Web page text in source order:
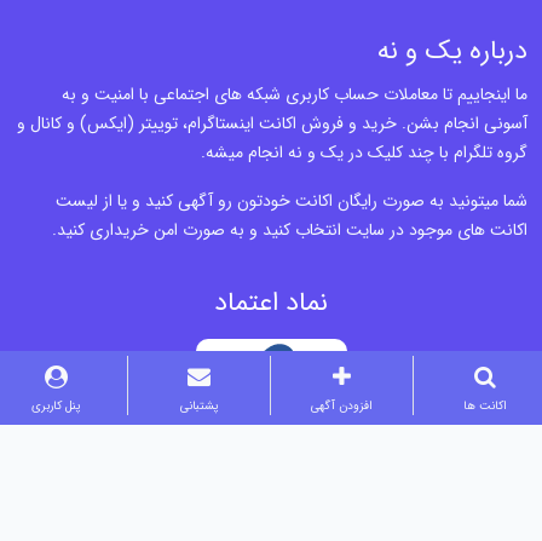
درباره یک و نه
ما اینجاییم تا معاملات حساب کاربری شبکه های اجتماعی با امنیت و به
آسونی انجام بشن. خرید و فروش اکانت اینستاگرام، توییتر (ایکس) و کانال و
گروه تلگرام با چند کلیک در یک و نه انجام میشه.
شما میتونید به صورت رایگان اکانت خودتون رو آگهی کنید و یا از لیست
اکانت های موجود در سایت انتخاب کنید و به صورت امن خریداری کنید.
نماد اعتماد
اکانت ها افزودن آگهی پشتبانی پنل کاربری